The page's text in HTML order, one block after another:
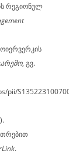
რეგიონულ
, გვ.
pii/
.